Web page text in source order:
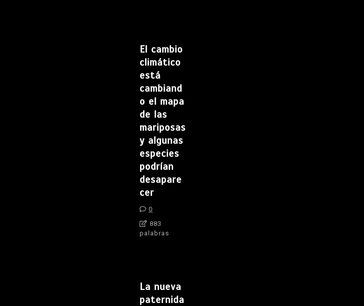
El cambio
climático
está
cambiand
o el mapa
de las
mariposas
y algunas
especies
podrían
desapare
cer
0
883
palabras
La nueva
paternida